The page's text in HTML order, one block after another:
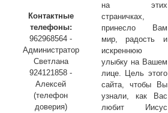
Контактные
телефоны:
962968564 -
Администратор
Светлана
924121858 -
Алексей
(телефон
доверия)
на этих
страничках,
принесло Вам
мир, радость и
искреннюю
улыбку на Вашем
лице. Цель этого
сайта, чтобы Вы
узнали, как Вас
любит Иисус